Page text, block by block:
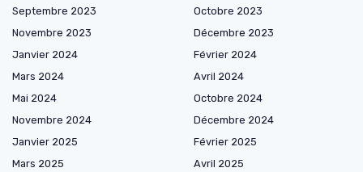
Septembre 2023
Octobre 2023
Novembre 2023
Décembre 2023
Janvier 2024
Février 2024
Mars 2024
Avril 2024
Mai 2024
Octobre 2024
Novembre 2024
Décembre 2024
Janvier 2025
Février 2025
Mars 2025
Avril 2025